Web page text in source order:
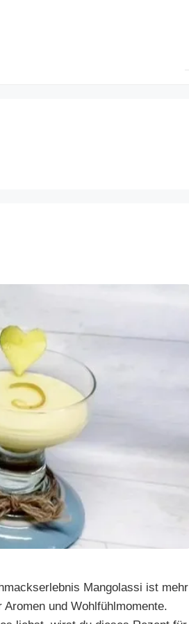
Mangolassi ist mehr
und Wohlfühlmomente.